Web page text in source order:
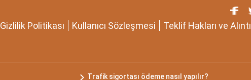
Gizlilik Politikası Kullanıcı Sözleşmesi Teklif Hakları ve Alıntı
Trafik sigortası ödeme nasıl yapılır?